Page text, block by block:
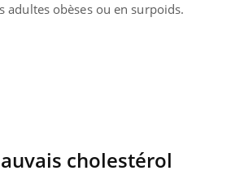
adultes obèses ou en surpoids.
cholestérol